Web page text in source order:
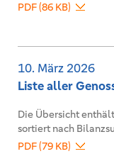
PDF (86 KB)
10. März 2026
Liste aller
Die Übersicht
sortiert nach
PDF (79 KB)